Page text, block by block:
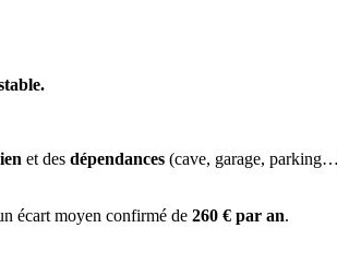
et des dépendances (cave, garage,
écart moyen confirmé de 260 € par an.